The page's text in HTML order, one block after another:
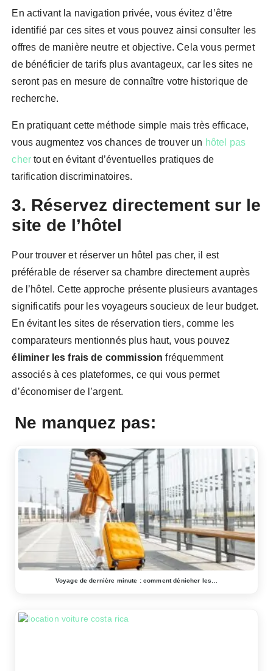
En activant la navigation privée, vous évitez d’être
identifié par ces sites et vous pouvez ainsi consulter les
offres de manière neutre et objective. Cela vous permet
de bénéficier de tarifs plus avantageux, car les sites ne
seront pas en mesure de connaître votre historique de
recherche.
En pratiquant cette méthode simple mais très efficace,
vous augmentez vos chances de trouver un hôtel pas
cher tout en évitant d’éventuelles pratiques de
tarification discriminatoires.
3. Réservez directement sur le
site de l’hôtel
Pour trouver et réserver un hôtel pas cher, il est
préférable de réserver sa chambre directement auprès
de l’hôtel. Cette approche présente plusieurs avantages
significatifs pour les voyageurs soucieux de leur budget.
En évitant les sites de réservation tiers, comme les
comparateurs mentionnés plus haut, vous pouvez
éliminer les frais de commission fréquemment
associés à ces plateformes, ce qui vous permet
d’économiser de l’argent.
Ne manquez pas:
Voyage de dernière minute : comment dénicher les…